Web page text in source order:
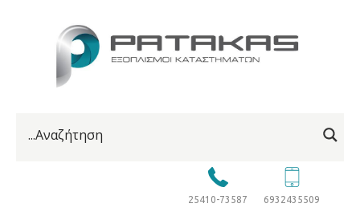
25410-73587 6932435509